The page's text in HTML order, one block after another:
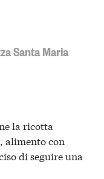
Santa Maria
la ricotta
, alimento con
di seguire una